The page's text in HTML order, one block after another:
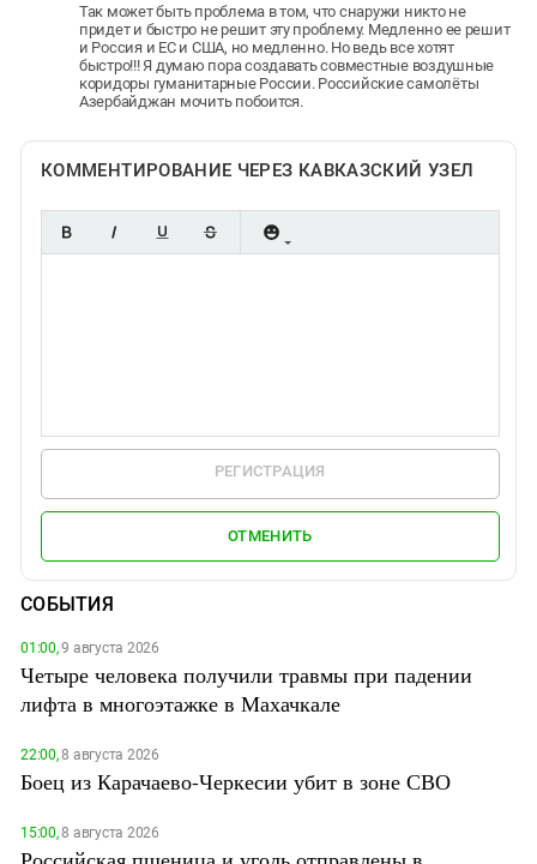
Так может быть проблема в том, что снаружи никто не
придет и быстро не решит эту проблему. Медленно ее решит
и Россия и ЕС и США, но медленно. Но ведь все хотят
быстро!!! Я думаю пора создавать совместные воздушные
коридоры гуманитарные России. Российские самолёты
Азербайджан мочить побоится.
КОММЕНТИРОВАНИЕ ЧЕРЕЗ КАВКАЗСКИЙ УЗЕЛ
РЕГИСТРАЦИЯ
ОТМЕНИТЬ
СОБЫТИЯ
01:00,9 августа 2026
Четыре человека получили травмы при падении
лифта в многоэтажке в Махачкале
22:00,8 августа 2026
Боец из Карачаево-Черкесии убит в зоне СВО
15:00,8 августа 2026